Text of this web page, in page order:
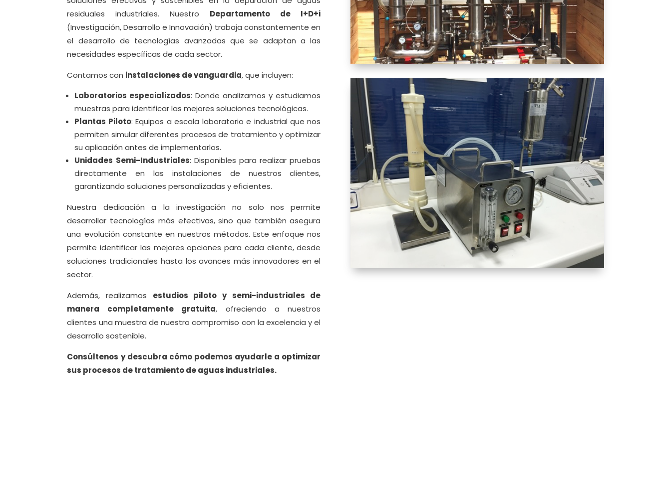
residuales industriales. Nuestro Departamento de I+D+i
(Investigación, Desarrollo e Innovación) trabaja constantemente en
el desarrollo de tecnologías avanzadas que se adaptan a las
necesidades específicas de cada sector.
Contamos con instalaciones de vanguardia, que incluyen:
Laboratorios especializados: Donde analizamos y estudiamos
muestras para identificar las mejores soluciones tecnológicas.
Plantas Piloto: Equipos a escala laboratorio e industrial que nos
permiten simular diferentes procesos de tratamiento y optimizar
su aplicación antes de implementarlos.
Unidades Semi-Industriales: Disponibles para realizar pruebas
directamente en las instalaciones de nuestros clientes,
garantizando soluciones personalizadas y eficientes.
Nuestra dedicación a la investigación no solo nos permite
desarrollar tecnologías más efectivas, sino que también asegura
una evolución constante en nuestros métodos. Este enfoque nos
permite identificar las mejores opciones para cada cliente, desde
soluciones tradicionales hasta los avances más innovadores en el
sector.
Además, realizamos estudios piloto y semi-industriales de
manera completamente gratuita, ofreciendo a nuestros
clientes una muestra de nuestro compromiso con la excelencia y el
desarrollo sostenible.
Consúltenos y descubra cómo podemos ayudarle a optimizar
sus procesos de tratamiento de aguas industriales.